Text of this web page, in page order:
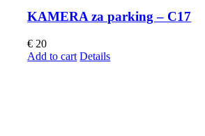
KAMERA za parking – C17
€ 20
Add to cart Details